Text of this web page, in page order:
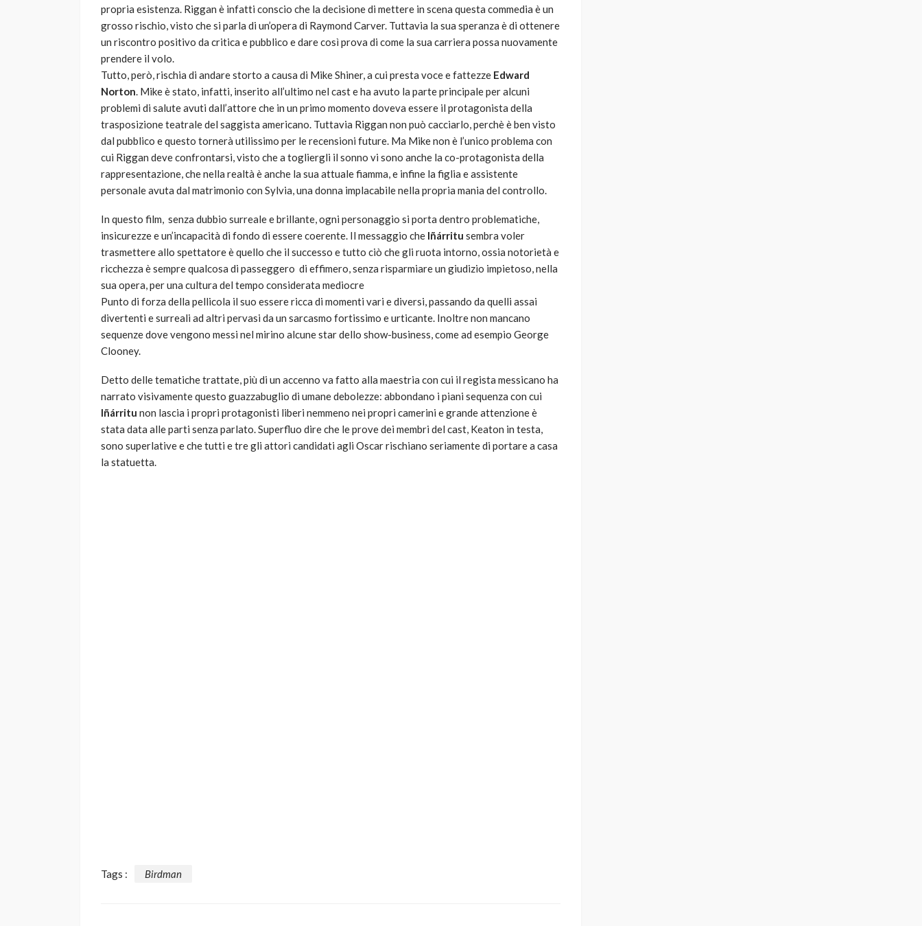
propria esistenza. Riggan è infatti conscio che la decisione di mettere in scena questa commedia è un
grosso rischio, visto che si parla di un’opera di Raymond Carver. Tuttavia la sua speranza è di ottenere
un riscontro positivo da critica e pubblico e dare così prova di come la sua carriera possa nuovamente
prendere il volo.
Tutto, però, rischia di andare storto a causa di Mike Shiner, a cui presta voce e fattezze Edward
Norton. Mike è stato, infatti, inserito all’ultimo nel cast e ha avuto la parte principale per alcuni
problemi di salute avuti dall’attore che in un primo momento doveva essere il protagonista della
trasposizione teatrale del saggista americano. Tuttavia Riggan non può cacciarlo, perchè è ben visto
dal pubblico e questo tornerà utilissimo per le recensioni future. Ma Mike non è l’unico problema con
cui Riggan deve confrontarsi, visto che a togliergli il sonno vi sono anche la co-protagonista della
rappresentazione, che nella realtà è anche la sua attuale fiamma, e infine la figlia e assistente
personale avuta dal matrimonio con Sylvia, una donna implacabile nella propria mania del controllo.
In questo film, senza dubbio surreale e brillante, ogni personaggio si porta dentro problematiche,
insicurezze e un’incapacità di fondo di essere coerente. Il messaggio che Iñárritu sembra voler
trasmettere allo spettatore è quello che il successo e tutto ciò che gli ruota intorno, ossia notorietà e
ricchezza è sempre qualcosa di passeggero di effimero, senza risparmiare un giudizio impietoso, nella
sua opera, per una cultura del tempo considerata mediocre
Punto di forza della pellicola il suo essere ricca di momenti vari e diversi, passando da quelli assai
divertenti e surreali ad altri pervasi da un sarcasmo fortissimo e urticante. Inoltre non mancano
sequenze dove vengono messi nel mirino alcune star dello show-business, come ad esempio George
Clooney.
Detto delle tematiche trattate, più di un accenno va fatto alla maestria con cui il regista messicano ha
narrato visivamente questo guazzabuglio di umane debolezze: abbondano i piani sequenza con cui
Iñárritu non lascia i propri protagonisti liberi nemmeno nei propri camerini e grande attenzione è
stata data alle parti senza parlato. Superfluo dire che le prove dei membri del cast, Keaton in testa,
sono superlative e che tutti e tre gli attori candidati agli Oscar rischiano seriamente di portare a casa
la statuetta.
Tags : Birdman